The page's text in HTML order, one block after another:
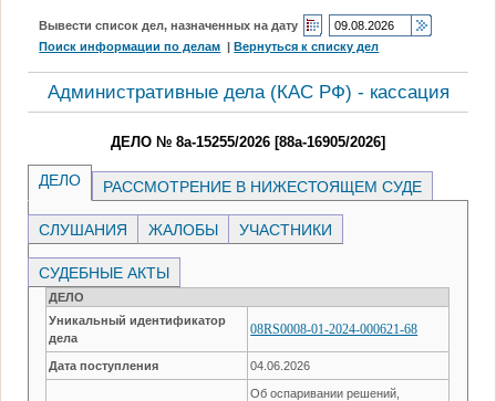
Вывести список дел, назначенных на дату
Поиск информации по делам |Вернуться к списку дел
Административные дела (КАC РФ) - кассация
ДЕЛО № 8а-15255/2026 [88а-16905/2026]
ДЕЛО РАССМОТРЕНИЕ В НИЖЕСТОЯЩЕМ СУДЕ
СЛУШАНИЯ ЖАЛОБЫ УЧАСТНИКИ
СУДЕБНЫЕ АКТЫ
ДЕЛО
Уникальный идентификатор
дела
08RS0008-01-2024-000621-68
Дата поступления 04.06.2026
Об оспаривании решений,